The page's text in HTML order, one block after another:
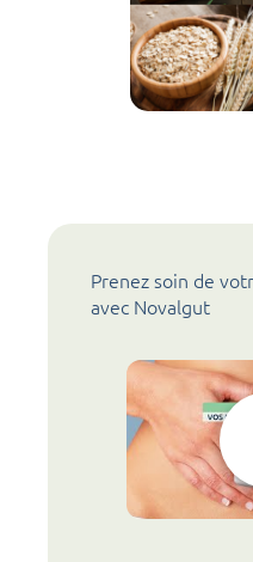
Prenez soin de
avec Novalgut